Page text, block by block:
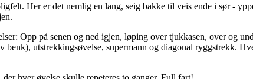
Her er det nemlig en lang, seig bakke til veis ende i sør -
Opp på senen og ned igjen, løping over tjukkasen, over og
utstrekkingsøvelse, supermann og diagonal ryggstrekk.